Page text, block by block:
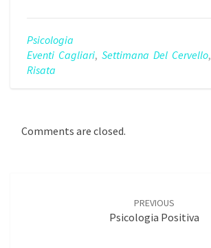
Psicologia
Eventi Cagliari, Settimana Del Cervello,
Risata
Comments are closed.
navigation PREVIOUS
Psicologia Positiva